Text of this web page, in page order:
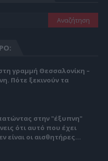
γραμμή Θεσσαλονίκη –
Πότε ξεκινούν τα
στην "έξυπνη"
ότι αυτό που έχει
είναι οι αισθητήρες...